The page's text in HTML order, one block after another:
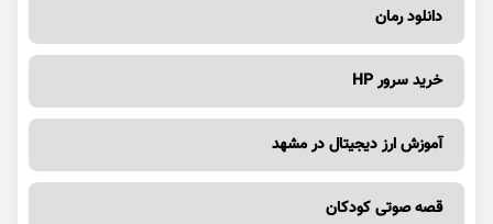
خرید سرور HP
آموزش ارز دیجیتال در مشهد
قصه صوتی کودکان
مرکز کاشت مو نوین ایرانا